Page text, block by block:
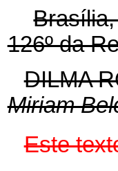
126º da
DILMA
Miriam
Este